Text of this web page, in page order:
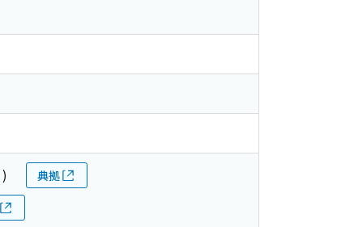
) 典拠